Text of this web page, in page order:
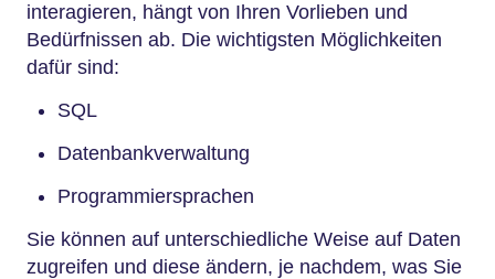
interagieren, hängt von Ihren Vorlieben und
Bedürfnissen ab. Die wichtigsten Möglichkeiten
dafür sind:
SQL
Datenbankverwaltung
Programmiersprachen
Sie können auf unterschiedliche Weise auf Daten
zugreifen und diese ändern, je nachdem, was Sie